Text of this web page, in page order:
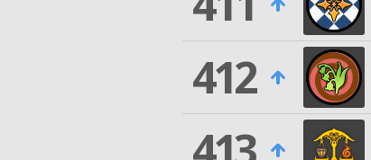
412